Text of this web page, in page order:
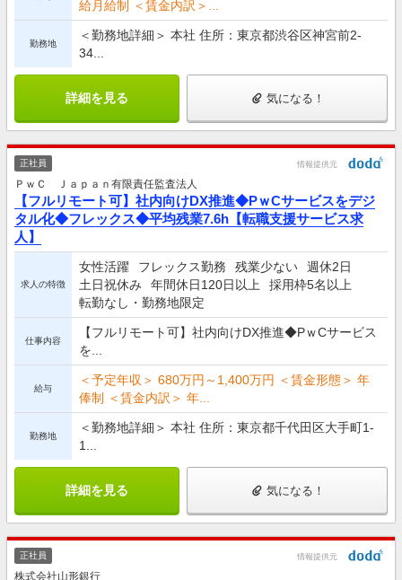
給月給制 ＜賃金内訳＞...
勤務地
＜勤務地詳細＞ 本社 住所：東京都渋谷区神宮前2-
34...
詳細を見る 気になる！
正社員 情報提供元
ＰｗＣ Ｊａｐａｎ有限責任監査法人
【フルリモート可】社内向けDX推進◆PｗCサービスをデジ
タル化◆フレックス◆平均残業7.6h【転職支援サービス求
人】
求人の特徴
女性活躍 フレックス勤務 残業少ない
週休2日
土日祝休み
年間休日120日以上
採用枠5名以上
転勤なし・勤務地限定
仕事内容
【フルリモート可】社内向けDX推進◆PｗCサービス
を...
給与
＜予定年収＞ 680万円～1,400万円 ＜賃金形態＞ 年
俸制 ＜賃金内訳＞ 年...
勤務地
＜勤務地詳細＞ 本社 住所：東京都千代田区大手町1-
1...
詳細を見る 気になる！
正社員 情報提供元
株式会社山形銀行